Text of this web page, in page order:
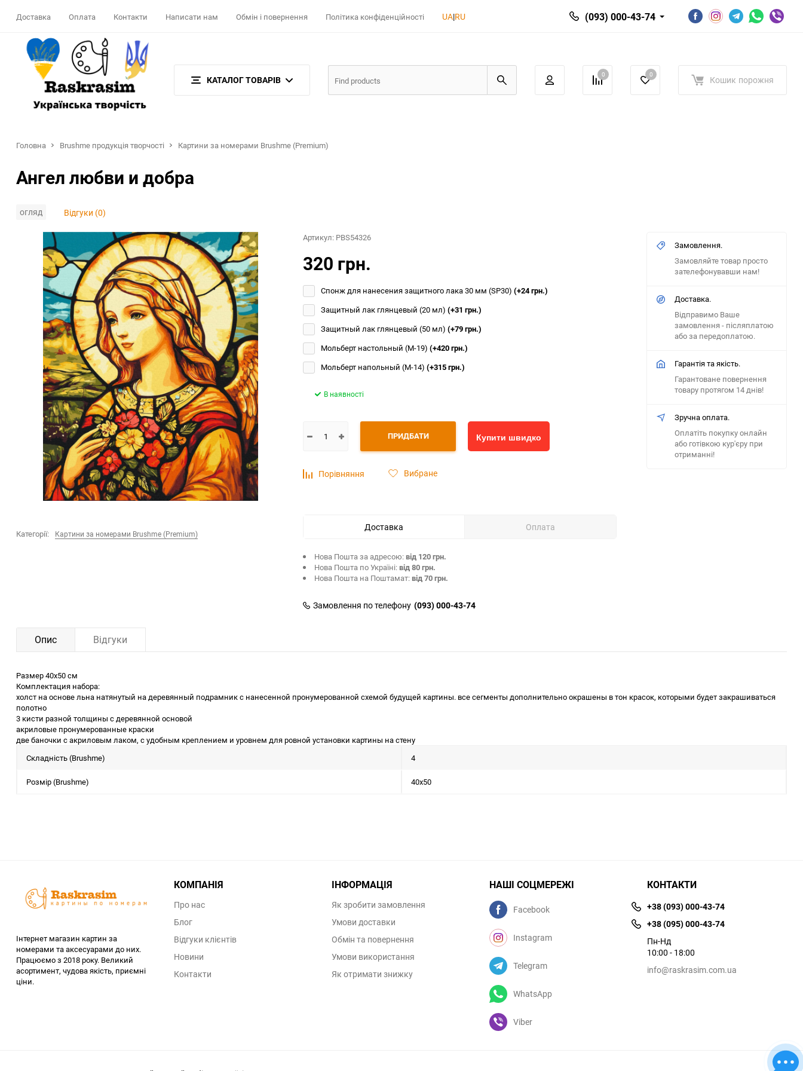
Доставка Оплата Контакти Написати нам Обмін і повернення Політика конфіденційності UA|RU (093) 000-43-74
КАТАЛОГ ТОВАРІВ 0 0 Кошик порожня
Головна Brushme продукція творчості Картини за номерами Brushme (Premium)
Ангел любви и добра
огляд Відгуки (0)
Категорії: Картини за номерами Brushme (Premium)
Замовлення.
Замовляйте товар просто
зателефонувавши нам!
Доставка.
Відправимо Ваше
замовлення - післяплатою
або за передоплатою.
Гарантія та якість.
Гарантоване повернення
товару протягом 14 днів!
Зручна оплата.
Оплатіть покупку онлайн
або готівкою кур'єру при
отриманні!
Артикул: PBS54326
320 грн.
Спонж для нанесения защитного лака 30 мм (SP30) (+24 грн.)
Защитный лак глянцевый (20 мл) (+31 грн.)
Защитный лак глянцевый (50 мл) (+79 грн.)
Мольберт настольный (М-19) (+420 грн.)
Мольберт напольный (М-14) (+315 грн.)
ПРИДБАТИ Купити швидко
В наявності
Порівняння Вибране
Доставка Оплата
Нова Пошта за адресою:від 120 грн.
Нова Пошта по Україні:від 80 грн.
Нова Пошта на Поштамат:від 70 грн.
Замовлення по телефону (093) 000-43-74
Опис Відгуки
Размер 40x50 см
Комплектация набора:
холст на основе льна натянутый на деревянный подрамник с нанесенной пронумерованной схемой будущей картины. все сегменты дополнительно окрашены в тон красок, которыми будет закрашиваться
полотно
3 кисти разной толщины с деревянной основой
акриловые пронумерованные краски
две баночки с акриловым лаком, с удобным креплением и уровнем для ровной установки картины на стену
Складність (Brushme)
4
Розмір (Brushme) 40x50
Інтернет магазин картин за
номерами та аксесуарами до них.
Працюємо з 2018 року. Великий
асортимент, чудова якість, приємні
ціни.
КОМПАНІЯ
Про нас
Блог
Відгуки клієнтів
Новини
Контакти
ІНФОРМАЦІЯ
Як зробити замовлення
Умови доставки
Обмін та повернення
Умови використання
Як отримати знижку
НАШІ СОЦМЕРЕЖІ
Facebook
Instagram
Telegram
WhatsApp
Viber
КОНТАКТИ
+38 (093) 000-43-74
+38 (095) 000-43-74
Пн-Нд
10:00 - 18:00
info@raskrasim.com.ua